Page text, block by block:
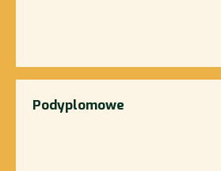
Podyplomowe